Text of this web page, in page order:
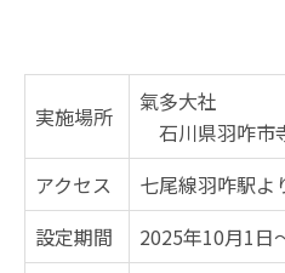
実施場所
氣多大社
石川県羽咋市
アクセス
七尾線羽咋駅よ
設定期間
2025年10月1日